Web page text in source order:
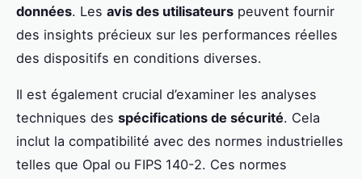
données. Les avis des utilisateurs peuvent fournir
des insights précieux sur les performances réelles
des dispositifs en conditions diverses.
Il est également crucial d’examiner les analyses
techniques des spécifications de sécurité. Cela
inclut la compatibilité avec des normes industrielles
telles que Opal ou FIPS 140-2. Ces normes